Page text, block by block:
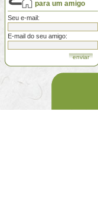
para um amigo
Seu e-mail:
E-mail do seu amigo: